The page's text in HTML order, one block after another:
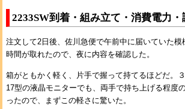
2233SW到着・組み立て・消費電力・
注文して2日後、佐川急便で午前中に届いていた模
時間が取れたので、夜に内容を確認した。
箱がともかく軽く、片手で握って持てるほどだ。
17型の液晶モニターでも、両手で持ち上げる程度
ったので、まずこの軽さに驚いた。